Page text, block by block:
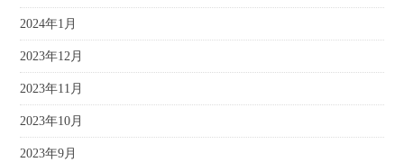
2024年1月
2023年12月
2023年11月
2023年10月
2023年9月